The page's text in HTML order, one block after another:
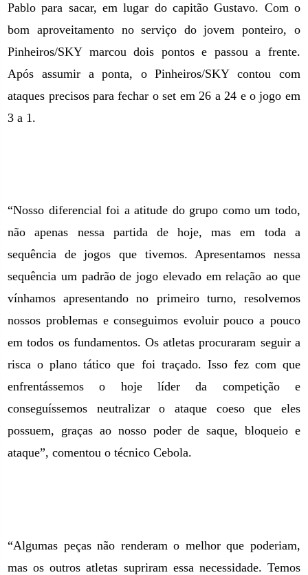
Pablo para sacar, em lugar do capitão Gustavo. Com o
bom aproveitamento no serviço do jovem ponteiro, o
Pinheiros/SKY marcou dois pontos e passou a frente.
Após assumir a ponta, o Pinheiros/SKY contou com
ataques precisos para fechar o set em 26 a 24 e o jogo em
3 a 1.
“Nosso diferencial foi a atitude do grupo como um todo,
não apenas nessa partida de hoje, mas em toda a
sequência de jogos que tivemos. Apresentamos nessa
sequência um padrão de jogo elevado em relação ao que
vínhamos apresentando no primeiro turno, resolvemos
nossos problemas e conseguimos evoluir pouco a pouco
em todos os fundamentos. Os atletas procuraram seguir a
risca o plano tático que foi traçado. Isso fez com que
enfrentássemos o hoje líder da competição e
conseguíssemos neutralizar o ataque coeso que eles
possuem, graças ao nosso poder de saque, bloqueio e
ataque”, comentou o técnico Cebola.
“Algumas peças não renderam o melhor que poderiam,
mas os outros atletas supriram essa necessidade. Temos